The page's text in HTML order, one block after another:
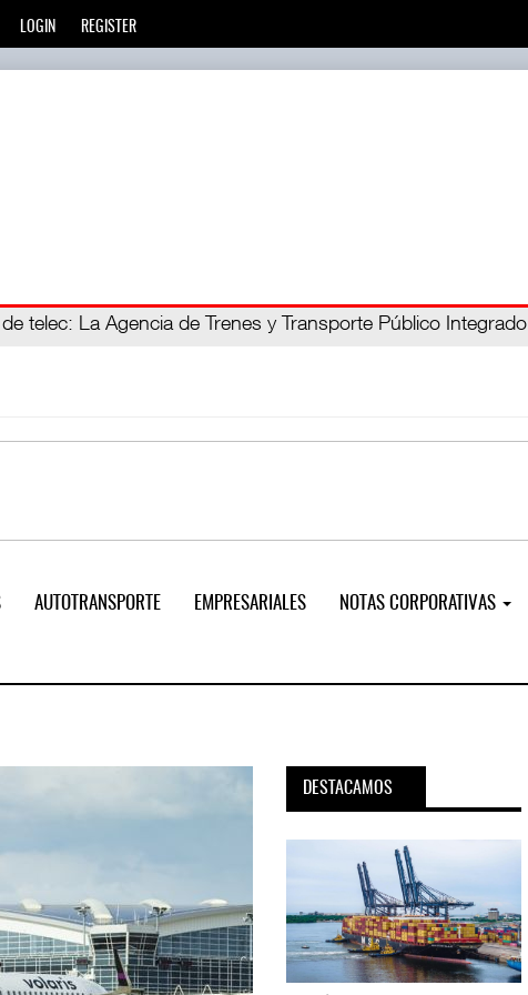
LOGIN REGISTER
C
telec: La Agencia de Trenes y Transporte Público Integrado
AUTOTRANSPORTE EMPRESARIALES NOTAS CORPORATIVAS
DESTACAMOS
MSC incorpora servicio PAMEX en
12 JUL 2026
READ MORE